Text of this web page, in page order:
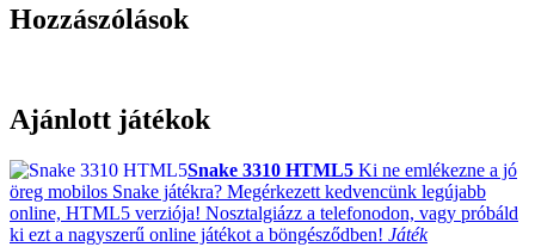
Hozzászólások
Ajánlott játékok
Snake 3310 HTML5 Ki ne emlékezne a jó
öreg mobilos Snake játékra? Megérkezett kedvencünk legújabb
online, HTML5 verziója! Nosztalgiázz a telefonodon, vagy próbáld
ki ezt a nagyszerű online játékot a böngésződben! Játék